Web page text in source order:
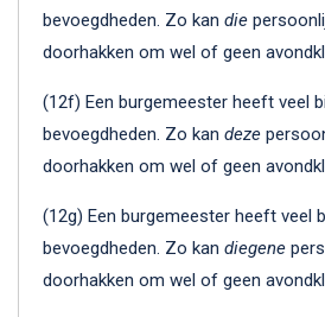
bevoegdheden. Zo kan die
doorhakken om wel of geen
(12f) Een burgemeester heeft veel
bevoegdheden. Zo kan deze
doorhakken om wel of geen
(12g) Een burgemeester heeft veel
bevoegdheden. Zo kan diegene
doorhakken om wel of geen